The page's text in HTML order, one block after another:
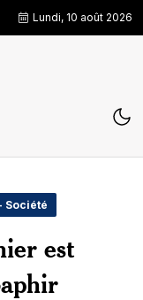
Lundi, 10 août 2026
Société
est